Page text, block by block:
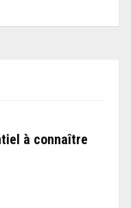
à connaître